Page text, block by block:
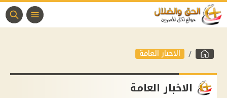
الاخبار العامة
الاخبار العامة